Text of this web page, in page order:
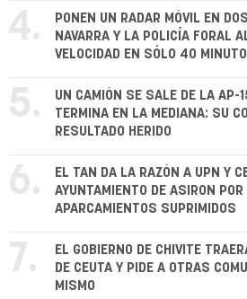
4.
PONEN UN RADAR MÓVIL EN
NAVARRA Y LA POLICÍA FORAL
VELOCIDAD EN SÓLO 40
5.
UN CAMIÓN SE SALE DE LA AP-
TERMINA EN LA MEDIANA: SU
RESULTADO HERIDO
6.
EL TAN DA LA RAZÓN A UPN Y
AYUNTAMIENTO DE ASIRON
APARCAMIENTOS SUPRIMIDOS
7.
EL GOBIERNO DE CHIVITE
DE CEUTA Y PIDE A OTRAS
MISMO